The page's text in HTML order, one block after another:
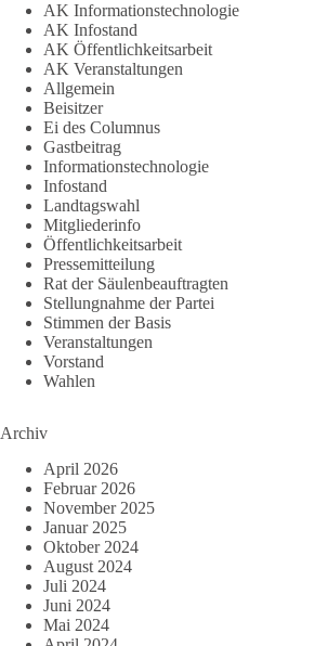
AK Informationstechnologie
AK Infostand
AK Öffentlichkeitsarbeit
AK Veranstaltungen
Allgemein
Beisitzer
Ei des Columnus
Gastbeitrag
Informationstechnologie
Infostand
Landtagswahl
Mitgliederinfo
Öffentlichkeitsarbeit
Pressemitteilung
Rat der Säulenbeauftragten
Stellungnahme der Partei
Stimmen der Basis
Veranstaltungen
Vorstand
Wahlen
Archiv
April 2026
Februar 2026
November 2025
Januar 2025
Oktober 2024
August 2024
Juli 2024
Juni 2024
Mai 2024